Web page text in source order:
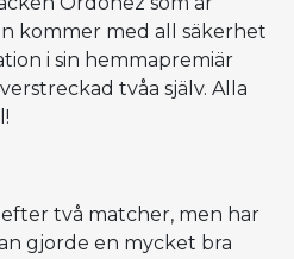
kommer med all säkerhet
i sin hemmapremiär
tvåa själv. Alla
två matcher, men har
gjorde en mycket bra